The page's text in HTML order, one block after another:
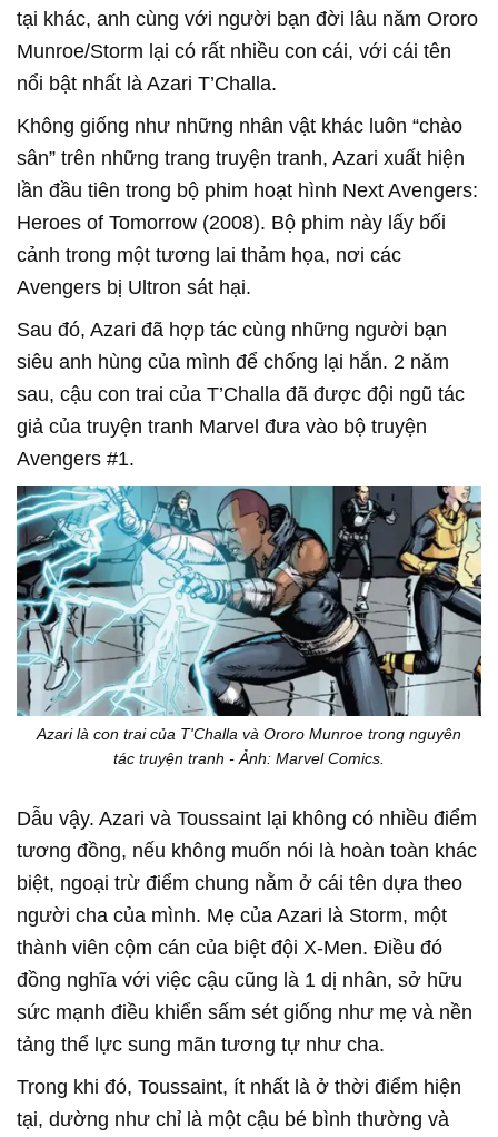
tại khác, anh cùng với người bạn đời lâu năm Ororo
Munroe/Storm lại có rất nhiều con cái, với cái tên
nổi bật nhất là Azari T’Challa.
Không giống như những nhân vật khác luôn “chào
sân” trên những trang truyện tranh, Azari xuất hiện
lần đầu tiên trong bộ phim hoạt hình Next Avengers:
Heroes of Tomorrow (2008). Bộ phim này lấy bối
cảnh trong một tương lai thảm họa, nơi các
Avengers bị Ultron sát hại.
Sau đó, Azari đã hợp tác cùng những người bạn
siêu anh hùng của mình để chống lại hắn. 2 năm
sau, cậu con trai của T’Challa đã được đội ngũ tác
giả của truyện tranh Marvel đưa vào bộ truyện
Avengers #1.
Azari là con trai của T'Challa và Ororo Munroe trong nguyên
tác truyện tranh - Ảnh: Marvel Comics.
Dẫu vậy. Azari và Toussaint lại không có nhiều điểm
tương đồng, nếu không muốn nói là hoàn toàn khác
biệt, ngoại trừ điểm chung nằm ở cái tên dựa theo
người cha của mình. Mẹ của Azari là Storm, một
thành viên cộm cán của biệt đội X-Men. Điều đó
đồng nghĩa với việc cậu cũng là 1 dị nhân, sở hữu
sức mạnh điều khiển sấm sét giống như mẹ và nền
tảng thể lực sung mãn tương tự như cha.
Trong khi đó, Toussaint, ít nhất là ở thời điểm hiện
tại, dường như chỉ là một cậu bé bình thường và